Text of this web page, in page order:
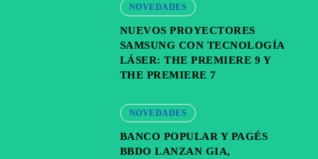
NOVEDADES
NUEVOS PROYECTORES
SAMSUNG CON TECNOLOGÍA
LÁSER: THE PREMIERE 9 Y
THE PREMIERE 7
NOVEDADES
BANCO POPULAR Y PAGÉS
BBDO LANZAN GIA,